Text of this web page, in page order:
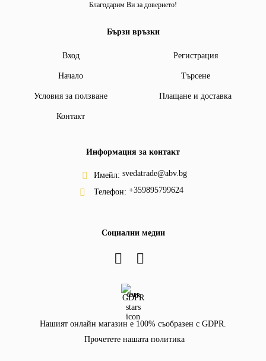
Благодарим Ви за доверието!
Бързи връзки
Вход Регистрация
Начало Търсене
Условия за ползване Плащане и доставка
Контакт
Информация за контакт
Имейл: svedatrade@abv.bg
Телефон: +359895799624
Социални медии
GDPR
Нашият онлайн магазин е 100% съобразен с GDPR.
Прочетете нашата политика